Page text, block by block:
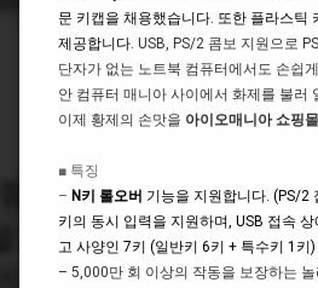
문 키캡을 채용했습니다. 또한 플라스틱
제공합니다. USB, PS/2 콤보 지원으로
단자가 없는 노트북 컴퓨터에서도 손쉽
안 컴퓨터 매니아 사이에서 화제를 불
이제 황제의 손맛을 아이오매니아 쇼핑몰
■ 특징
– N키 롤오버 기능을 지원합니다. (PS/2
키의 동시 입력을 지원하며, USB 접속
고 사양인 7키 (일반키 6키 + 특수키 1키
– 5,000만 회 이상의 작동을 보장하는